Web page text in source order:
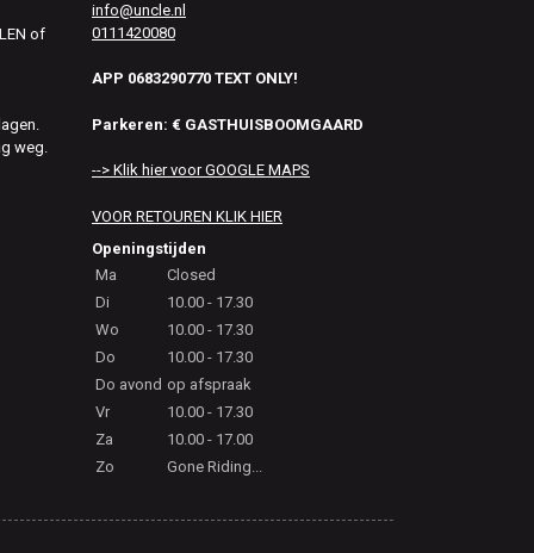
of
weg.
info@uncle.nl
0111420080
APP 0683290770 TEXT ONLY!
Parkeren: € GASTHUISBOOMGAARD
--> Klik hier voor GOOGLE MAPS
VOOR RETOUREN KLIK HIER
Openingstijden
Ma
Closed
Di
10.00 - 17.30
Wo
10.00 - 17.30
Do
10.00 - 17.30
Do avond op afspraak
Vr
10.00 - 17.30
Za
10.00 - 17.00
Zo
Gone Riding...